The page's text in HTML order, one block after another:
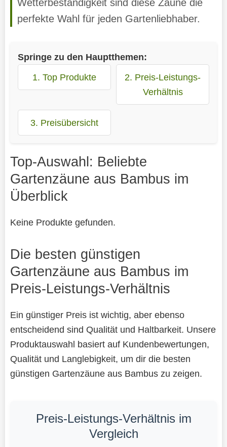
Wetterbeständigkeit sind diese Zäune die
perfekte Wahl für jeden Gartenliebhaber.
Springe zu den Hauptthemen:
1. Top Produkte
2. Preis-Leistungs-
Verhältnis
3. Preisübersicht
Top-Auswahl: Beliebte
Gartenzäune aus Bambus im
Überblick
Keine Produkte gefunden.
Die besten günstigen
Gartenzäune aus Bambus im
Preis-Leistungs-Verhältnis
Ein günstiger Preis ist wichtig, aber ebenso
entscheidend sind Qualität und Haltbarkeit. Unsere
Produktauswahl basiert auf Kundenbewertungen,
Qualität und Langlebigkeit, um dir die besten
günstigen Gartenzäune aus Bambus zu zeigen.
Preis-Leistungs-Verhältnis im
Vergleich